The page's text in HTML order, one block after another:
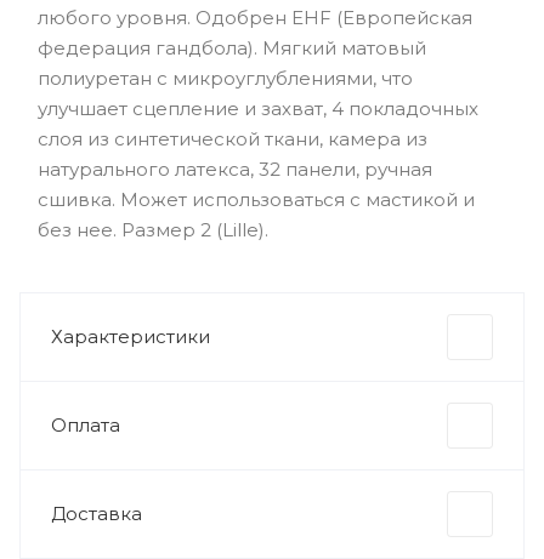
любого уровня. Одобрен EHF (Европейская
федерация гандбола). Мягкий матовый
полиуретан с микроуглублениями, что
улучшает сцепление и захват, 4 покладочных
слоя из синтетической ткани, камера из
натурального латекса, 32 панели, ручная
сшивка. Может использоваться с мастикой и
без нее. Размер 2 (Lille).
Характеристики
Оплата
Доставка